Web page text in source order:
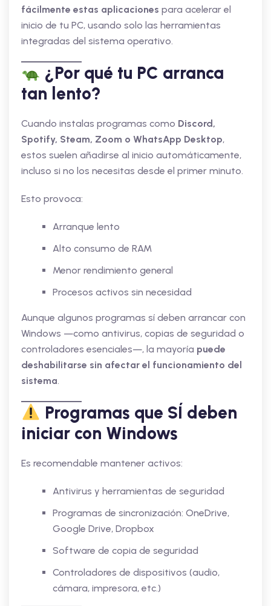
fácilmente estas aplicaciones para acelerar el
inicio de tu PC, usando solo las herramientas
integradas del sistema operativo.
¿Por qué tu PC arranca
tan lento?
Cuando instalas programas como Discord,
Spotify, Steam, Zoom o WhatsApp Desktop,
estos suelen añadirse al inicio automáticamente,
incluso si no los necesitas desde el primer minuto.
Esto provoca:
Arranque lento
Alto consumo de RAM
Menor rendimiento general
Procesos activos sin necesidad
Aunque algunos programas sí deben arrancar con
Windows —como antivirus, copias de seguridad o
controladores esenciales—, la mayoría puede
deshabilitarse sin afectar el funcionamiento del
sistema.
Programas que SÍ deben
iniciar con Windows
Es recomendable mantener activos:
Antivirus y herramientas de seguridad
Programas de sincronización: OneDrive,
Google Drive, Dropbox
Software de copia de seguridad
Controladores de dispositivos (audio,
cámara, impresora, etc.)